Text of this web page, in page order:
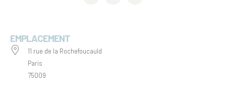
EMPLACEMENT
11 rue de la Rochefoucauld
Paris
75009